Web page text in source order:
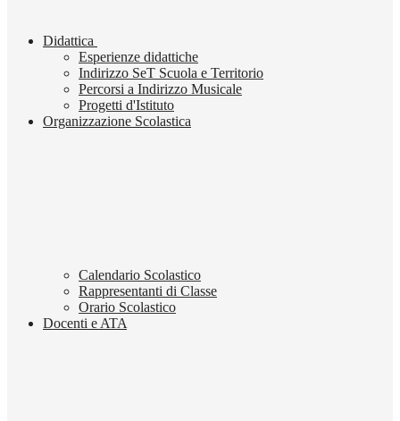
Didattica
Esperienze didattiche
Indirizzo SeT Scuola e Territorio
Percorsi a Indirizzo Musicale
Progetti d'Istituto
Organizzazione Scolastica
Calendario Scolastico
Rappresentanti di Classe
Orario Scolastico
Docenti e ATA